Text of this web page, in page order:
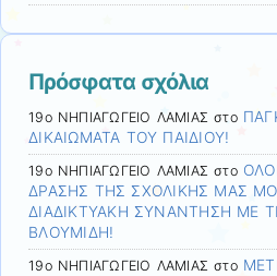
Πρόσφατα σχόλια
19ο ΝΗΠΙΑΓΩΓΕΙΟ ΛΑΜΙΑΣ στο
ΔΙΚΑΙΩΜΑΤΑ ΤΟΥ ΠΑΙΔΙΟΥ!
19ο ΝΗΠΙΑΓΩΓΕΙΟ ΛΑΜΙΑΣ στο
ΔΡΑΣΗΣ ΤΗΣ ΣΧΟΛΙΚΗΣ ΜΑΣ
ΔΙΑΔΙΚΤΥΑΚΗ ΣΥΝΑΝΤΗΣΗ ΜΕ
ΒΛΟΥΜΙΔΗ!
19ο ΝΗΠΙΑΓΩΓΕΙΟ ΛΑΜΙΑΣ στο